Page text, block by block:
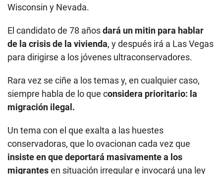
Wisconsin y Nevada.
El candidato de 78 añosdará un mitin para hablar
de la crisis de la vivienda, y después irá a Las Vegas
para dirigirse a los jóvenes ultraconservadores.
Rara vez se ciñe a los temas y, en cualquier caso,
siempre habla de lo que considera prioritario: la
migración ilegal.
Un tema con el que exalta a las huestes
conservadoras, que lo ovacionan cada vez que
insiste en que deportará masivamente a los
migrantesen situación irregular e invocará una ley